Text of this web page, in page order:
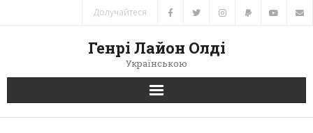
Долучайтеся
Генрі Лайон Олді
Українською
Головна